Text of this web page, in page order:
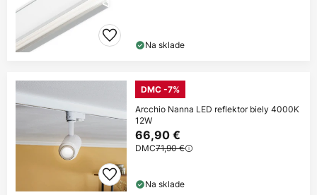
Na sklade
DMC -7%
Arcchio Nanna LED reflektor biely 4000K
12W
66,90 €
DMC71,90 €
Na sklade